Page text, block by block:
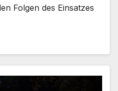
Folgen des Einsatzes